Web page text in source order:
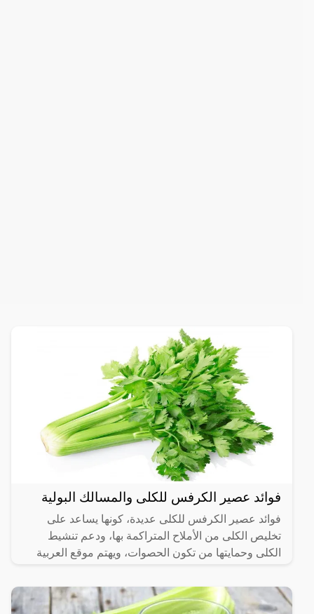
فوائد عصير الكرفس للكلى والمسالك البولية
فوائد عصير الكرفس للكلى عديدة، كونها يساعد على
تخليص الكلى من الأملاح المتراكمة بها، ودعم تنشيط
الكلى وحمايتها من تكون الحصوات، ويهتم موقع العربية